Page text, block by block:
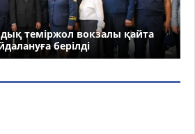
теміржол вокзалы қайта
берілді